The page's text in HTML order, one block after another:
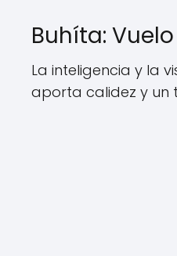
Buhíta:
La inteligencia y la
aporta calidez y un